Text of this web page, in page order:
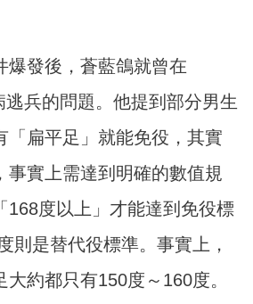
爆發後，蒼藍鴿就曾在
逃兵的問題。他提到部分男生
「扁平足」就能免役，其實
事實上需達到明確的數值規
168度以上」才能達到免役標
則是替代役標準。事實上，
約都只有150度～160度。